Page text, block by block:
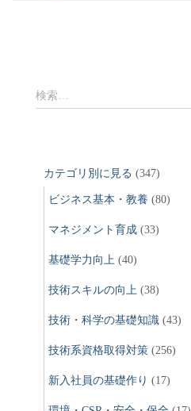
検
索
検索…
カテゴリ別に見る (347)
ビジネス基本・教養 (80)
マネジメント育成 (33)
基礎学力向上 (40)
技術スキルの向上 (38)
技術・科学の基礎知識 (43)
技術系資格取得対策 (256)
新入社員の基礎作り (17)